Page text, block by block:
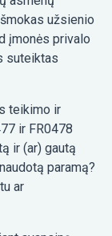
užsienio
įmonės privalo
suteiktas
teikimo ir
ir FR0478
ir (ar) gautą
paramą?
ar